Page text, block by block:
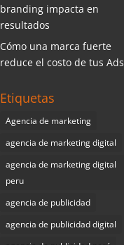
branding impacta en
resultados
Cómo una marca fuerte
reduce el costo de tus Ads
Etiquetas
Agencia de marketing
agencia de marketing digital
agencia de marketing digital
peru
agencia de publicidad
agencia de publicidad digital